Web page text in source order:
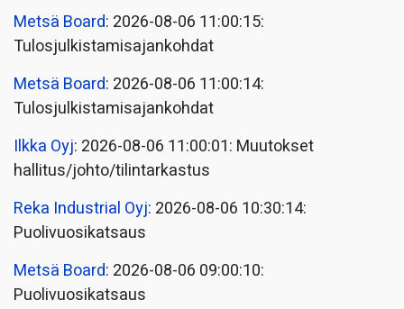
Metsä Board: 2026-08-06 11:00:15:
Tulosjulkistamisajankohdat
Metsä Board: 2026-08-06 11:00:14:
Tulosjulkistamisajankohdat
Ilkka Oyj: 2026-08-06 11:00:01: Muutokset
hallitus/johto/tilintarkastus
Reka Industrial Oyj: 2026-08-06 10:30:14:
Puolivuosikatsaus
Metsä Board: 2026-08-06 09:00:10:
Puolivuosikatsaus